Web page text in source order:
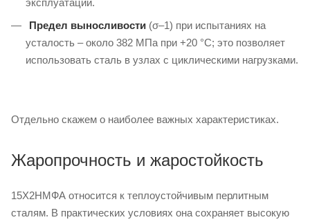
эксплуатации.
Предел выносливости (σ–1) при испытаниях на
усталость – около 382 МПа при +20 °C; это позволяет
использовать сталь в узлах с циклическими нагрузками.
Отдельно скажем о наиболее важных характеристиках.
Жаропрочность и жаростойкость
15Х2НМФА относится к теплоустойчивым перлитным
сталям. В практических условиях она сохраняет высокую